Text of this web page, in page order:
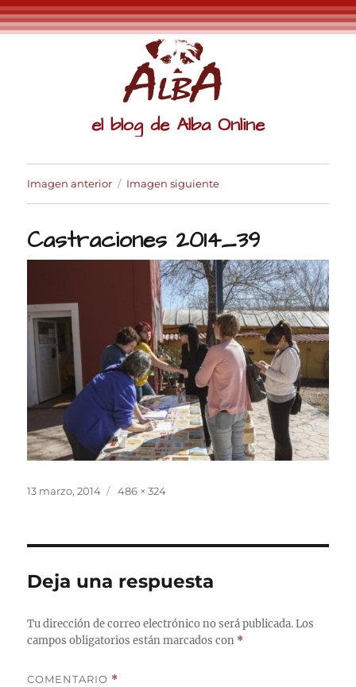
el blog de Alba Online
Imagen anterior Imagen siguiente
Castraciones 2014_39
Publicado
13 marzo, 2014
Tamaño
486 × 324
Deja una respuesta
Tu dirección de correo electrónico no será publicada. Los
campos obligatorios están marcados con *
COMENTARIO *